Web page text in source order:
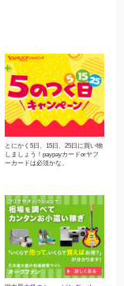
とにかく5日、15日、25日に買い物
しましょう！paypayカードorヤフ
ーカードは必須かな。